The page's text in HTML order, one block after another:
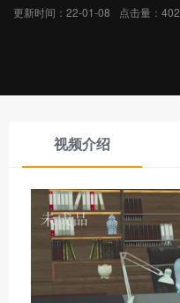
更新时间： 22-01-08 点击量： 402
视频介绍